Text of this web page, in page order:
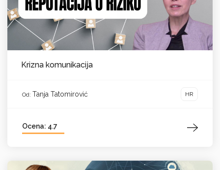
Krizna komunikacija
Od: Tanja Tatomirović HR
Ocena: 4.7